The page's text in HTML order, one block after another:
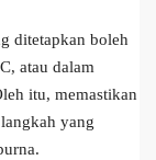
ditetapkan boleh
atau dalam
itu, memastikan
yang